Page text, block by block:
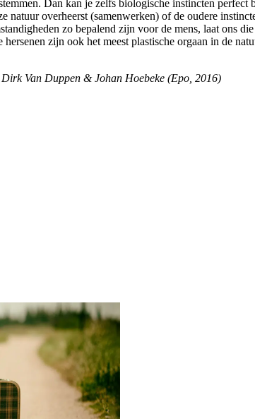
Dan kan je zelfs biologische instincten
natuur overheerst (samenwerken) of de oudere
zo bepalend zijn voor de mens, laat ons
zijn ook het meest plastische orgaan in de
Van Duppen & Johan Hoebeke (Epo, 2016)